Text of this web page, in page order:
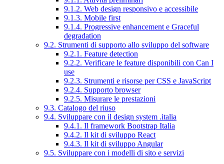
9.1.2. Web design responsivo e accessibile
9.1.3. Mobile first
9.1.4. Progressive enhancement e Graceful
degradation
9.2. Strumenti di supporto allo sviluppo del software
9.2.1. Feature detection
9.2.2. Verificare le feature disponibili con Can I
use
9.2.3. Strumenti e risorse per CSS e JavaScript
9.2.4. Supporto browser
9.2.5. Misurare le prestazioni
9.3. Catalogo del riuso
9.4. Sviluppare con il design system .italia
9.4.1. Il framework Bootstrap Italia
9.4.2. Il kit di sviluppo React
9.4.3. Il kit di sviluppo Angular
9.5. Sviluppare con i modelli di sito e servizi